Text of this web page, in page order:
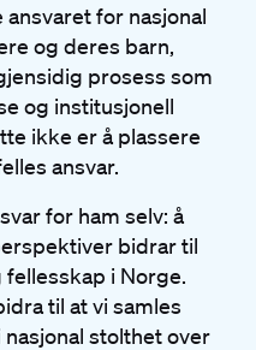
for nasjonal
og deres barn,
prosess som
og institusjonell
ikke er å plassere
ansvar.
for ham selv: å
bidrar til
i Norge.
til at vi samles
stolthet over